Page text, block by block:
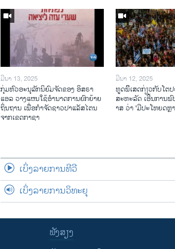
ມີນາ 13, 2025
ກຸ່ມຫົວອະນຸລັກນິຍົມຈັດຂອງ ອິສຣາ
ແອລ ວາງແຜນໃຊ້ອຳນາດການຍົກຍ້າຍ
ຖິ່ນຖານ ເພື່ອກຳຈັດຊາວປາແລັສໄຕນ
ຈາກເຂດກາຊາ
ມີນາ 12, 2025
ທູດພິິເສດກ່ຽວກັບໂຕ
ສະຫະລັດ ເອີ້ນການ
າສ ວ່າ 'ມີປະໂຫຍດຫຼ
ເບິ່ງລາຍການທີວີ
ເບິ່ງລາຍການວິທະຍຸ
ຟັງສຽງ